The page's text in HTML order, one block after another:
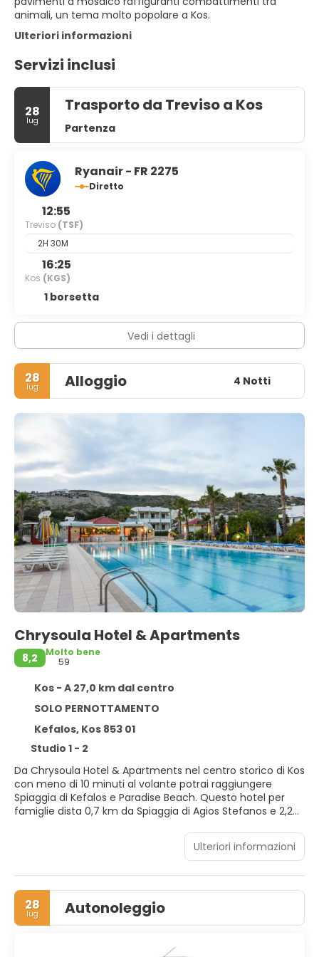
animali, un tema molto popolare a Kos.
Ulteriori informazioni
Servizi inclusi
28
lug
Trasporto da Treviso a Kos
Partenza
Ryanair - FR 2275
Diretto
12:55
Treviso (TSF)
2H 30M
16:25
Kos (KGS)
1 borsetta
Vedi i dettagli
28
lug Alloggio 4 Notti
Chrysoula Hotel & Apartments
8,2
Molto bene
59
Kos - A 27,0 km dal centro
SOLO PERNOTTAMENTO
Kefalos, Kos 853 01
Studio 1 - 2
Da Chrysoula Hotel & Apartments nel centro storico di Kos
con meno di 10 minuti al volante potrai raggiungere
Spiaggia di Kefalos e Paradise Beach. Questo hotel per
famiglie dista 0,7 km da Spiaggia di Agios Stefanos e 2,2
Avrai a disposizione molti servizi ricreativi, tra cui una
piscina stagionale all'aperto, nonché una terrazza e un
giardino da dove potrai ammirare il paesaggio. In questo
hotel potrai inoltre contare su il Wi-Fi gratuito, servizi di
concierge e una sala giochi/videogiochi.
camere con stile personalizzato della struttura, dotate di
Ulteriori informazioni
28
lug Autonoleggio